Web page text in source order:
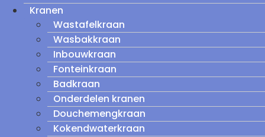
Kranen
Wastafelkraan
Wasbakkraan
Inbouwkraan
Fonteinkraan
Badkraan
Onderdelen kranen
Douchemengkraan
Kokendwaterkraan